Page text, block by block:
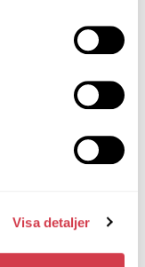
Visa detaljer
och en av
experter
och